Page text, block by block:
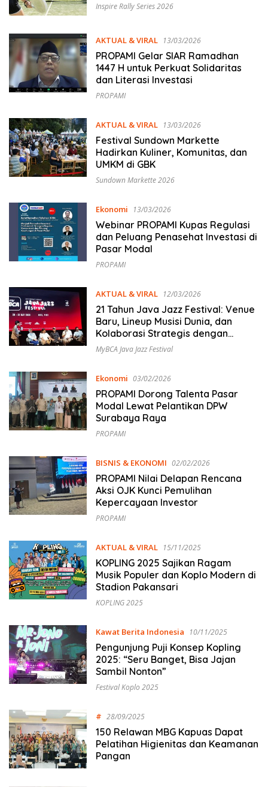
Inspire Rally Series 2026
AKTUAL & VIRAL 13/03/2026
PROPAMI Gelar SIAR Ramadhan
1447 H untuk Perkuat Solidaritas
dan Literasi Investasi
PROPAMI
AKTUAL & VIRAL 13/03/2026
Festival Sundown Markette
Hadirkan Kuliner, Komunitas, dan
UMKM di GBK
Sundown Markette 2026
Ekonomi 13/03/2026
Webinar PROPAMI Kupas Regulasi
dan Peluang Penasehat Investasi di
Pasar Modal
PROPAMI
AKTUAL & VIRAL 12/03/2026
21 Tahun Java Jazz Festival: Venue
Baru, Lineup Musisi Dunia, dan
Kolaborasi Strategis dengan
myBCA
MyBCA Java Jazz Festival
Ekonomi 03/02/2026
PROPAMI Dorong Talenta Pasar
Modal Lewat Pelantikan DPW
Surabaya Raya
PROPAMI
BISNIS & EKONOMI 02/02/2026
PROPAMI Nilai Delapan Rencana
Aksi OJK Kunci Pemulihan
Kepercayaan Investor
PROPAMI
AKTUAL & VIRAL 15/11/2025
KOPLING 2025 Sajikan Ragam
Musik Populer dan Koplo Modern di
Stadion Pakansari
KOPLING 2025
Kawat Berita Indonesia 10/11/2025
Pengunjung Puji Konsep Kopling
2025: “Seru Banget, Bisa Jajan
Sambil Nonton”
Festival Koplo 2025
# 28/09/2025
150 Relawan MBG Kapuas Dapat
Pelatihan Higienitas dan Keamanan
Pangan